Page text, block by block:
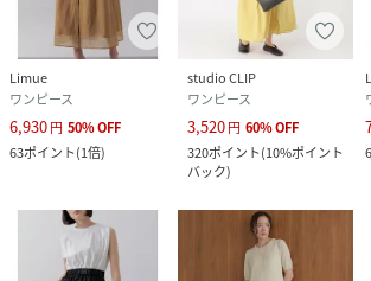
Limue
ワンピース
6,930円 50%OFF
63ポイント(1倍)
studio CLIP
ワンピース
3,520円 60%OFF
320ポイント(10%ポイント
バック)